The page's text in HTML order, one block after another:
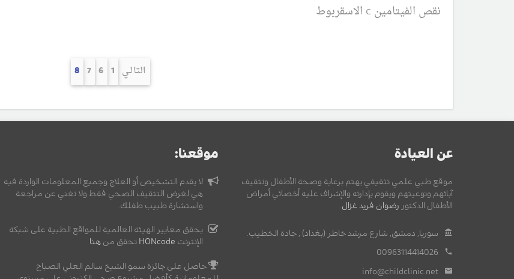
نقص الفيتامين c الاسقربوط
التالـي 1
6
7
8
عن العيادة
موقع طبي علمي تثقيفي يهتم برعاية وصحة الأطفال وتثقيف
آبائهم وتوعيتهم ويقوم بإدارته والإشراف عليه أخصائي أمراض
الأطفال الدكتور رضوان فريد غزال.
سوريا, دمشق, شارع مرشد خاطر (بغداد) , جادة الخطيب.
00963114414026
info@childclinic.net
موقعنا:
لا يقدم التشخيص أو العلاج وجميع المعلومات الواردة فيه
هي لغرض التثقيف الصحي فقط ولا تغني عن مراجعة
واستشارة طبيب طفلك.
يحقق معايير الهيئة العالمية للمواقع الطبية على شبكة
الإنترنت HONcode تحقق من هنا
حاصل على جائزة سمو الشيخ سالم العلي الصباح